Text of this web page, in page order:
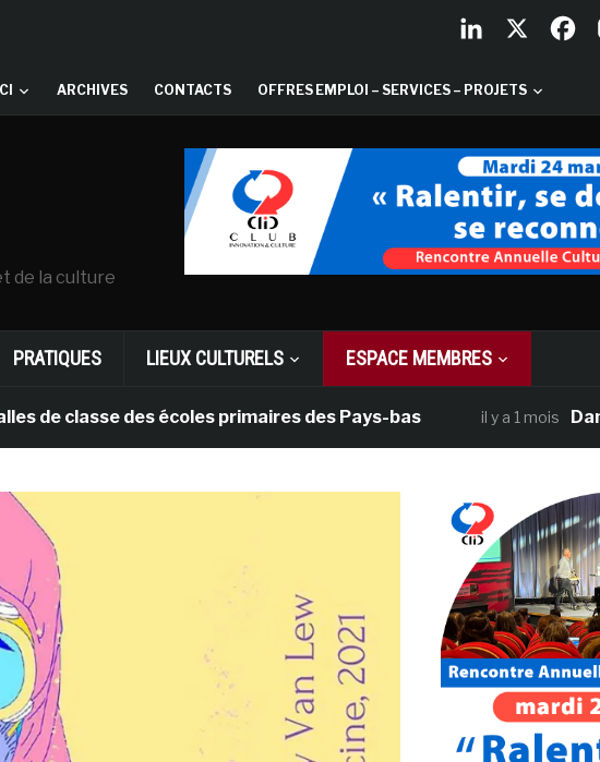
ARCHIVES CONTACTS OFFRES EMPLOI – SERVICES – PROJETS
de la culture
PRATIQUES LIEUX CULTURELS ESPACE MEMBRES
des écoles primaires des Pays-bas il y a 1 mois Dans le